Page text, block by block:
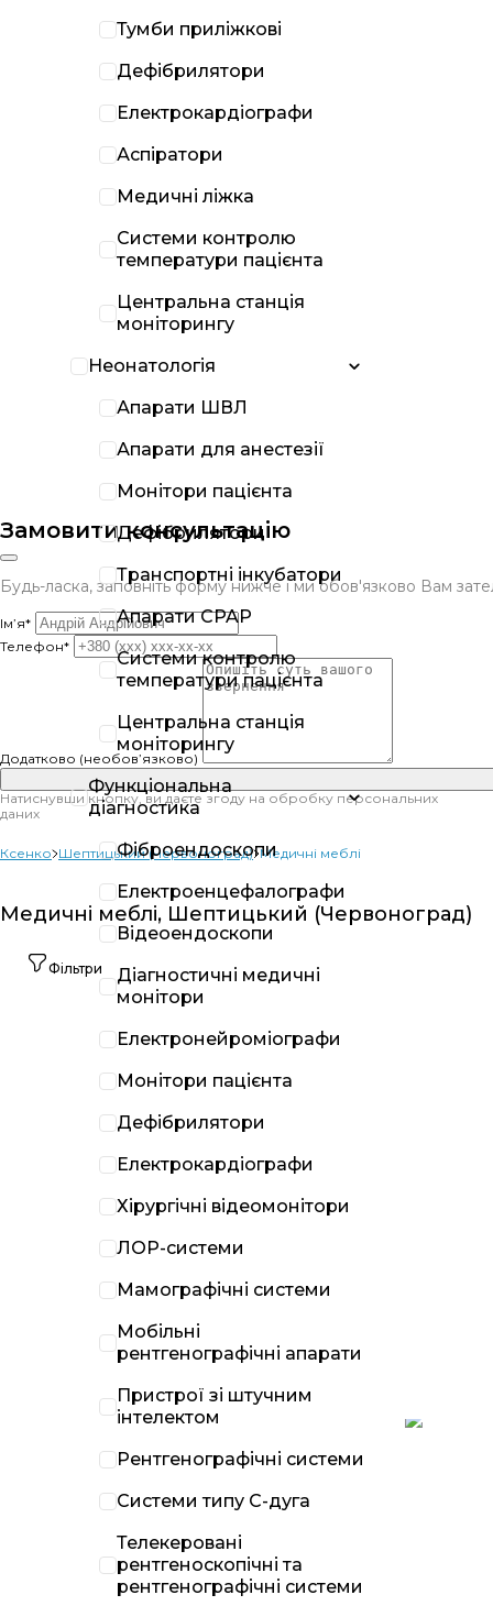
Замовити консультацію
Будь-ласка, заповніть форму нижче і ми обов'язково Вам
Ім’я*
Телефон*
Додатково (необов’язково)
Натиснувши кнопку, ви даєте згоду на обробку персональних
даних
Ксенко Шептицький (Червоноград) Медичні меблі
Медичні меблі, Шептицький (Червоноград)
Фільтри
Тумби приліжкові
Дефібрилятори
Електрокардіографи
Аспіратори
Медичні ліжка
Системи контролю
температури пацієнта
Центральна станція
моніторингу
Неонатологія
Апарати ШВЛ
Апарати для анестезії
Монітори пацієнта
Дефібрилятори
Транспортні інкубатори
Апарати CPAP
Системи контролю
температури пацієнта
Центральна станція
моніторингу
Функціональна
діагностика
Фіброендоскопи
Електроенцефалографи
Відеоендоскопи
Діагностичні медичні
монітори
Електронейроміографи
Монітори пацієнта
Дефібрилятори
Електрокардіографи
Хірургічні відеомонітори
ЛОР-системи
Мамографічні системи
Мобільні
рентгенографічні апарати
Пристрої зі штучним
інтелектом
Рентгенографічні системи
Системи типу С-дуга
Телекеровані
рентгеноскопічні та
рентгенографічні системи